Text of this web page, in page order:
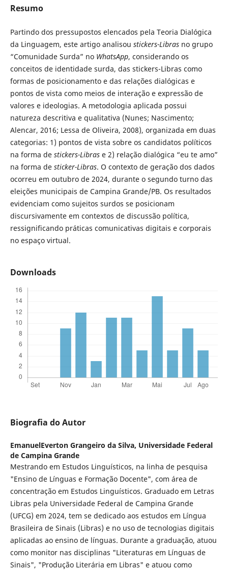
Resumo
Partindo dos pressupostos elencados pela Teoria Dialógica
da Linguagem, este artigo analisou stickers-Librasno grupo
“Comunidade Surda” no WhatsApp, considerando os
conceitos de identidade surda, das stickers-Libras como
formas de posicionamento e das relações dialógicas e
pontos de vista como meios de interação e expressão de
valores e ideologias. A metodologia aplicada possui
natureza descritiva e qualitativa (Nunes; Nascimento;
Alencar, 2016; Lessa de Oliveira, 2008), organizada em duas
categorias: 1) pontos de vista sobre os candidatos políticos
na forma de stickers-Libras e 2) relação dialógica “eu te amo”
na forma de sticker-Libras. O contexto de geração dos dados
ocorreu em outubro de 2024, durante o segundo turno das
eleições municipais de Campina Grande/PB. Os resultados
evidenciam como sujeitos surdos se posicionam
discursivamente em contextos de discussão política,
ressignificando práticas comunicativas digitais e corporais
no espaço virtual.
Downloads
Biografia do Autor
EmanuelEverton Grangeiro da Silva, Universidade Federal
de Campina Grande
Mestrando em Estudos Linguísticos, na linha de pesquisa
"Ensino de Línguas e Formação Docente", com área de
concentração em Estudos Linguísticos. Graduado em Letras
Libras pela Universidade Federal de Campina Grande
(UFCG) em 2024, tem se dedicado aos estudos em Língua
Brasileira de Sinais (Libras) e no uso de tecnologias digitais
aplicadas ao ensino de línguas. Durante a graduação, atuou
como monitor nas disciplinas "Literaturas em Línguas de
Sinais", "Produção Literária em Libras" e atuou como